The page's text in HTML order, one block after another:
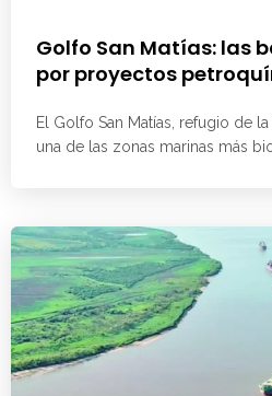
Golfo San Matías: las
por proyectos
El Golfo San Matías, refugio de
una de las zonas marinas más